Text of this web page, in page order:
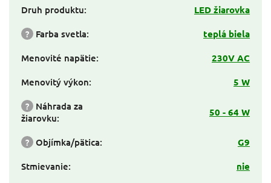
Druh produktu:
LED žiarovka
? Farba svetla:
teplá biela
Menovité napätie:
230V AC
Menovitý výkon:
5 W
? Náhrada za
žiarovku: 50 - 64 W
? Objímka/pätica:
G9
Stmievanie:
nie